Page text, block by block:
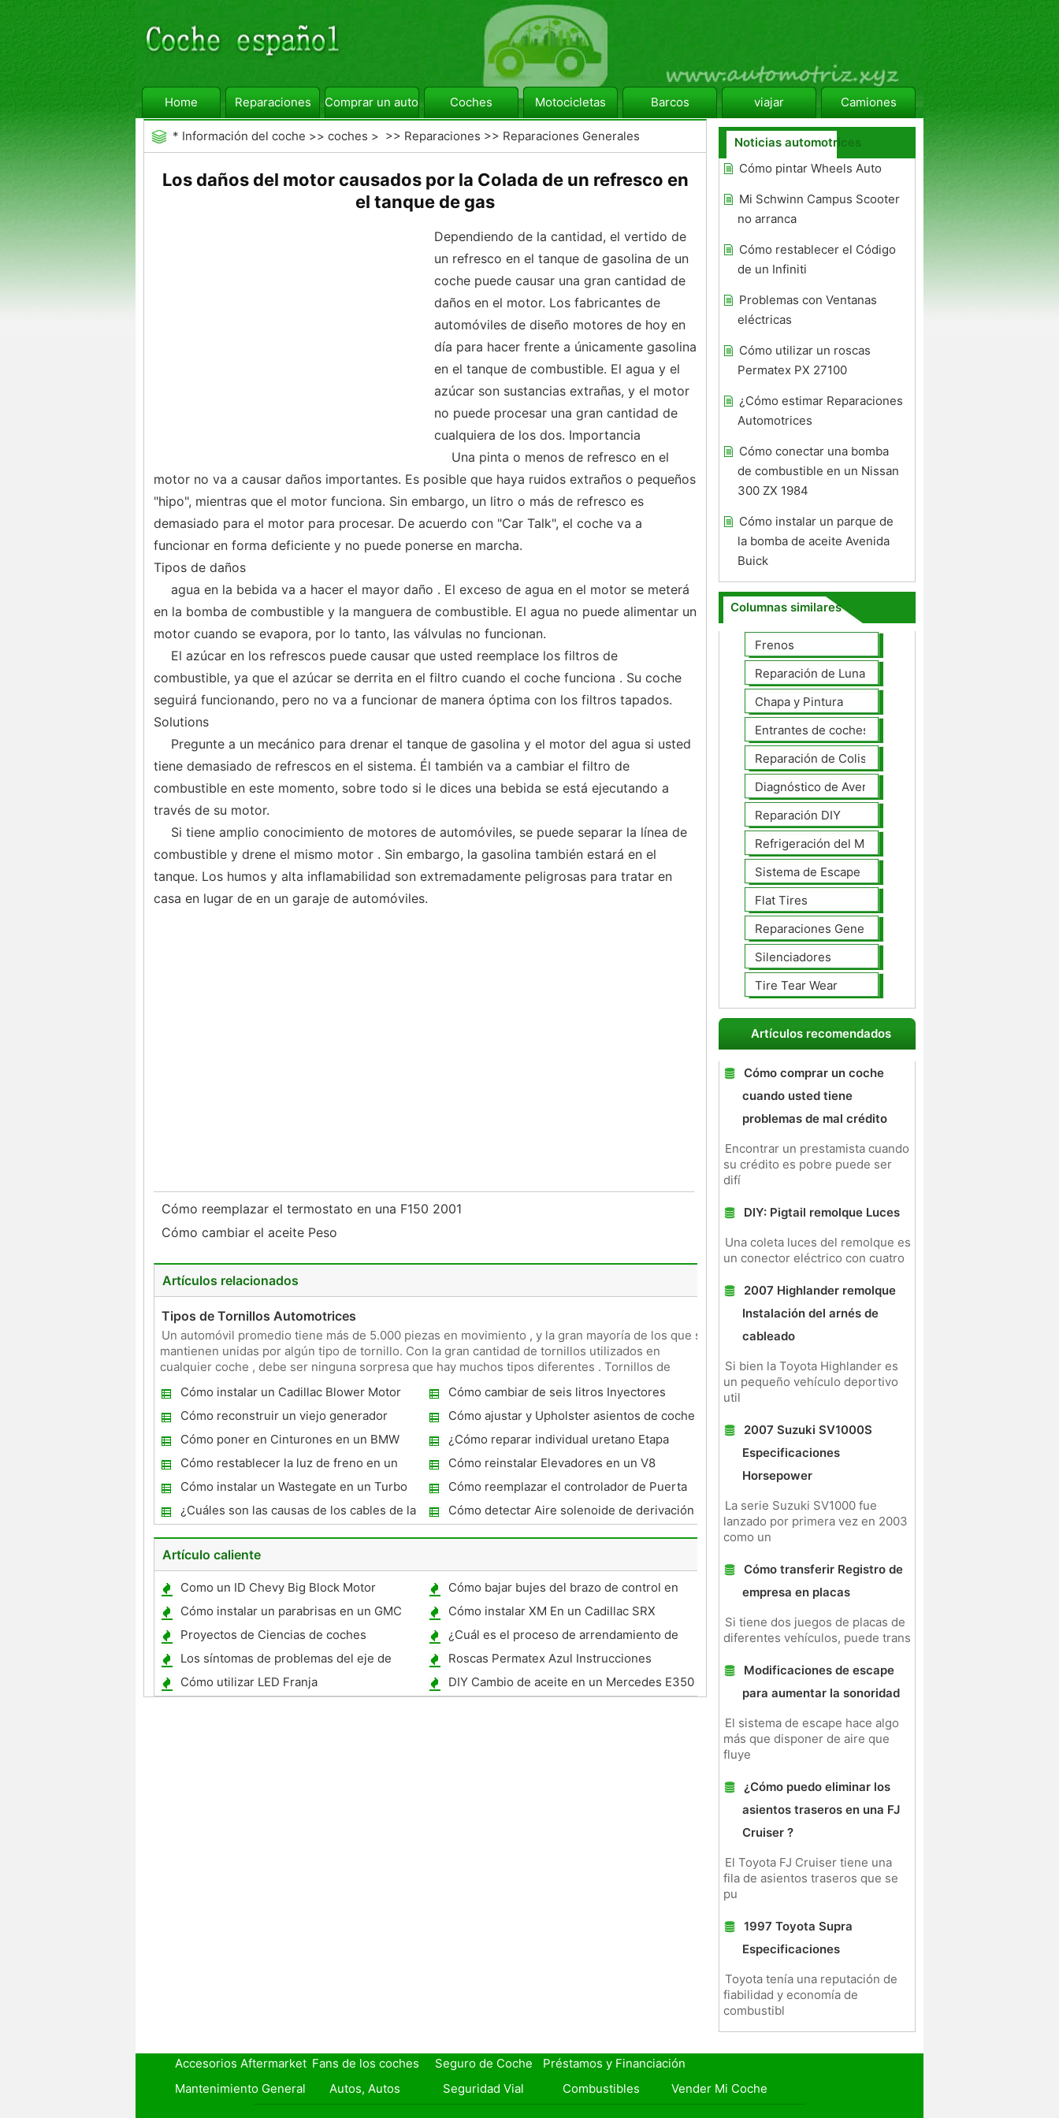
Home Reparaciones Comprar un automóvil Coches Motocicletas Barcos viajar Camiones
* Información del coche >> coches > >> Reparaciones >> Reparaciones Generales
Los daños del motor causados ​​por la Colada de un refresco en
el tanque de gas
Dependiendo de la cantidad, el vertido de
un refresco en el tanque de gasolina de un
coche puede causar una gran cantidad de
daños en el motor. Los fabricantes de
automóviles de diseño motores de hoy en
día para hacer frente a únicamente gasolina
en el tanque de combustible. El agua y el
azúcar son sustancias extrañas, y el motor
no puede procesar una gran cantidad de
cualquiera de los dos. Importancia
Una pinta o menos de refresco en el
motor no va a causar daños importantes. Es posible que haya ruidos extraños o pequeños
"hipo", mientras que el motor funciona. Sin embargo, un litro o más de refresco es
demasiado para el motor para procesar. De acuerdo con "Car Talk", el coche va a
funcionar en forma deficiente y no puede ponerse en marcha.
Tipos de daños
agua en la bebida va a hacer el mayor daño . El exceso de agua en el motor se meterá
en la bomba de combustible y la manguera de combustible. El agua no puede alimentar un
motor cuando se evapora, por lo tanto, las válvulas no funcionan.
El azúcar en los refrescos puede causar que usted reemplace los filtros de
combustible, ya que el azúcar se derrita en el filtro cuando el coche funciona . Su coche
seguirá funcionando, pero no va a funcionar de manera óptima con los filtros tapados.
Solutions
Pregunte a un mecánico para drenar el tanque de gasolina y el motor del agua si usted
tiene demasiado de refrescos en el sistema. Él también va a cambiar el filtro de
combustible en este momento, sobre todo si le dices una bebida se está ejecutando a
través de su motor.
Si tiene amplio conocimiento de motores de automóviles, se puede separar la línea de
combustible y drene el mismo motor . Sin embargo, la gasolina también estará en el
tanque. Los humos y alta inflamabilidad son extremadamente peligrosas para tratar en
casa en lugar de en un garaje de automóviles.
Cómo reemplazar el termostato en una F150 2001
Cómo cambiar el aceite Peso
Artículos relacionados
Tipos de Tornillos Automotrices
Un automóvil promedio tiene más de 5.000 piezas en movimiento , y la gran mayoría de los que se
mantienen unidas por algún tipo de tornillo. Con la gran cantidad de tornillos utilizados en
cualquier coche , debe ser ninguna sorpresa que hay muchos tipos diferentes . Tornillos de
Cómo instalar un Cadillac Blower Motor
1998
Cómo cambiar de seis litros Inyectores
Power-Stroke
Cómo reconstruir un viejo generador
automático
Cómo ajustar y Upholster asientos de coche
Cómo poner en Cinturones en un BMW
1996 TI
¿Cómo reparar individual uretano Etapa
esmalte
Cómo restablecer la luz de freno en un
BMW 528i
Cómo reinstalar Elevadores en un V8
Cómo instalar un Wastegate en un Turbo
Cómo reemplazar el controlador de Puerta
de espejo en un 2006 Ford F150
¿Cuáles son las causas de los cables de la
batería corroídos?
Cómo detectar Aire solenoide de derivación
de un coche
Artículo caliente
Como un ID Chevy Big Block Motor
Cómo bajar bujes del brazo de control en
un BMW
Cómo instalar un parabrisas en un GMC
Truck 1983
Cómo instalar XM En un Cadillac SRX
Proyectos de Ciencias de coches
eléctricos, con pilas
¿Cuál es el proceso de arrendamiento de
un coche?
Los síntomas de problemas del eje de
accionamiento
Roscas Permatex Azul Instrucciones
Cómo utilizar LED Franja
DIY Cambio de aceite en un Mercedes E350
Noticias automotrices
Cómo pintar Wheels Auto
Mi Schwinn Campus Scooter
no arranca
Cómo restablecer el Código
de un Infiniti
Problemas con Ventanas
eléctricas
Cómo utilizar un roscas
Permatex PX 27100
¿Cómo estimar Reparaciones
Automotrices
Cómo conectar una bomba
de combustible en un Nissan
300 ZX 1984
Cómo instalar un parque de
la bomba de aceite Avenida
Buick
Columnas similares
Frenos
Reparación de Lunas
Chapa y Pintura
Entrantes de coches
Reparación de Colisiones
Diagnóstico de Averías
Reparación DIY
Refrigeración del Motor
Sistema de Escape
Flat Tires
Reparaciones Generales
Silenciadores
Tire Tear Wear
Artículos recomendados
Cómo comprar un coche
cuando usted tiene
problemas de mal crédito
Encontrar un prestamista cuando
su crédito es pobre puede ser
difí
DIY: Pigtail remolque Luces
Una coleta luces del remolque es
un conector eléctrico con cuatro
2007 Highlander remolque
Instalación del arnés de
cableado
Si bien la Toyota Highlander es
un pequeño vehículo deportivo
util
2007 Suzuki SV1000S
Especificaciones
Horsepower
La serie Suzuki SV1000 fue
lanzado por primera vez en 2003
como un
Cómo transferir Registro de
empresa en placas
Si tiene dos juegos de placas de
diferentes vehículos, puede trans
Modificaciones de escape
para aumentar la sonoridad
El sistema de escape hace algo
más que disponer de aire que
fluye
¿Cómo puedo eliminar los
asientos traseros en una FJ
Cruiser ?
El Toyota FJ Cruiser tiene una
fila de asientos traseros que se
pu
1997 Toyota Supra
Especificaciones
Toyota tenía una reputación de
fiabilidad y economía de
combustibl
Accesorios Aftermarket Fans de los coches Seguro de Coche
Préstamos y Financiación
Mantenimiento General
Autos, Autos Seguridad Vial Combustibles Vender Mi Coche